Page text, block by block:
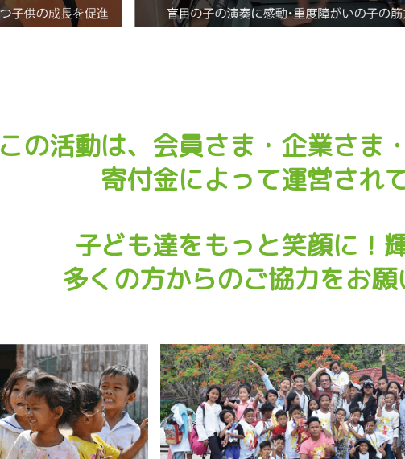
この活動は、会員さま・企業さま
寄付金によって運営され
子ども達をもっと笑顔に！
多くの方からのご協力をお願